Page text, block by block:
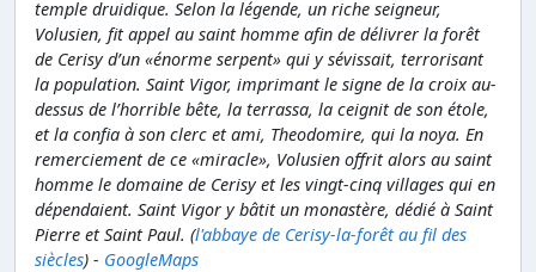
temple druidique. Selon la légende, un riche seigneur,
Volusien, fit appel au saint homme afin de délivrer la forêt
de Cerisy d’un «énorme serpent» qui y sévissait, terrorisant
la population. Saint Vigor, imprimant le signe de la croix au-
dessus de l’horrible bête, la terrassa, la ceignit de son étole,
et la confia à son clerc et ami, Theodomire, qui la noya. En
remerciement de ce «miracle», Volusien offrit alors au saint
homme le domaine de Cerisy et les vingt-cinq villages qui en
dépendaient. Saint Vigor y bâtit un monastère, dédié à Saint
Pierre et Saint Paul. (l'abbaye de Cerisy-la-forêt au fil des
siècles) - GoogleMaps